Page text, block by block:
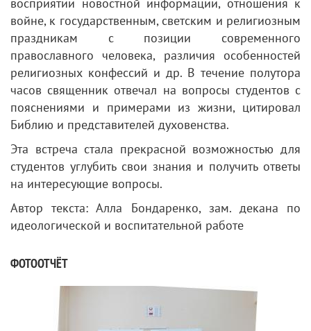
войне, к государственным, светским и религиозным
праздникам с позиции современного
православного человека, различия особенностей
религиозных конфессий и др. В течение полутора
часов священник отвечал на вопросы студентов с
пояснениями и примерами из жизни, цитировал
Библию и представителей духовенства.
Эта встреча стала прекрасной возможностью для
студентов углубить свои знания и получить ответы
на интересующие вопросы.
Автор текста: Алла Бондаренко, зам. декана по
идеологической и воспитательной работе
ФОТООТЧЁТ